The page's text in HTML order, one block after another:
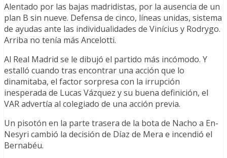
Alentado por las bajas madridistas, por la ausencia de un
plan B sin nueve. Defensa de cinco, líneas unidas, sistema
de ayudas ante las individualidades de Vinícius y Rodrygo.
Arriba no tenía más Ancelotti.
Al Real Madrid se le dibujó el partido más incómodo. Y
estalló cuando tras encontrar una acción que lo
dinamitaba, el factor sorpresa con la irrupción
inesperada de Lucas Vázquez y su buena definición, el
VAR advertía al colegiado de una acción previa.
Un pisotón en la parte trasera de la bota de Nacho a En-
Nesyri cambió la decisión de Díaz de Mera e incendió el
Bernabéu.